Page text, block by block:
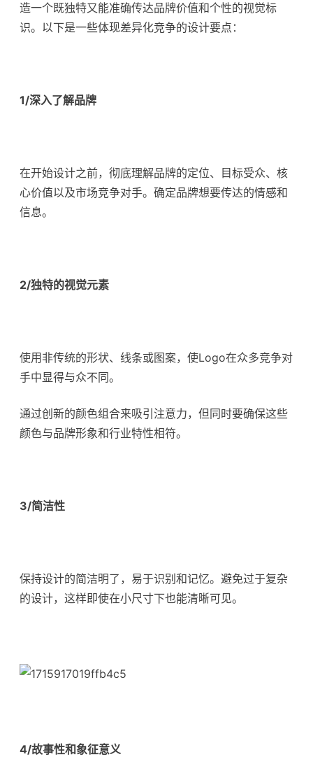
造一个既独特又能准确传达品牌价值和个性的视觉标
识。以下是一些体现差异化竞争的设计要点：
1/深入了解品牌
在开始设计之前，彻底理解品牌的定位、目标受众、核
心价值以及市场竞争对手。确定品牌想要传达的情感和
信息。
2/独特的视觉元素
使用非传统的形状、线条或图案，使Logo在众多竞争对
手中显得与众不同。
通过创新的颜色组合来吸引注意力，但同时要确保这些
颜色与品牌形象和行业特性相符。
3/简洁性
保持设计的简洁明了，易于识别和记忆。避免过于复杂
的设计，这样即使在小尺寸下也能清晰可见。
4/故事性和象征意义